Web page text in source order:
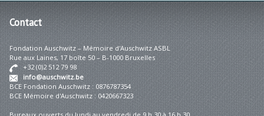
Contact
Fondation Auschwitz – Mémoire d'Auschwitz ASBL
Rue aux Laines, 17 boîte 50 – B-1000 Bruxelles
+32 (0)2 512 79 98
info@auschwitz.be
BCE Fondation Auschwitz : 0876787354
BCE Mémoire d'Auschwitz : 0420667323